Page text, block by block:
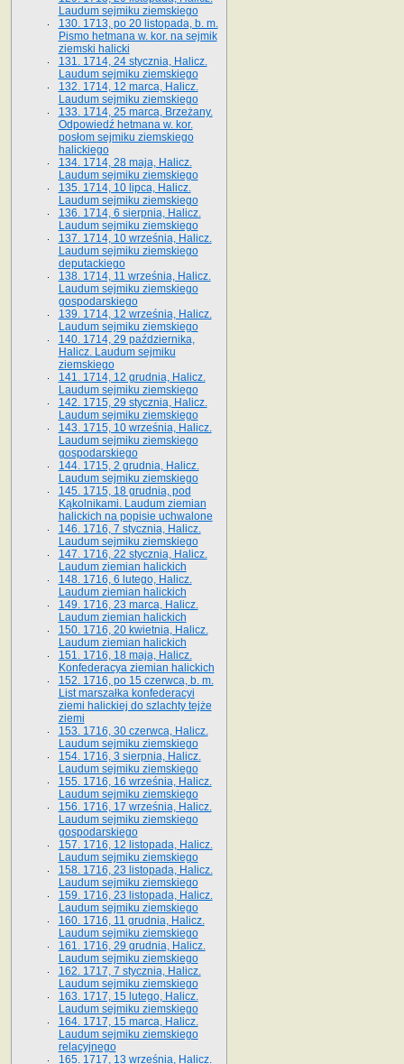
Laudum sejmiku ziemskiego
130. 1713, po 20 listopada, b. m.
Pismo hetmana w. kor. na sejmik
ziemski halicki
131. 1714, 24 stycznia, Halicz.
Laudum sejmiku ziemskiego
132. 1714, 12 marca, Halicz.
Laudum sejmiku ziemskiego
133. 1714, 25 marca, Brzeżany.
Odpowiedź hetmana w. kor.
posłom sejmiku ziemskiego
halickiego
134. 1714, 28 maja, Halicz.
Laudum sejmiku ziemskiego
135. 1714, 10 lipca, Halicz.
Laudum sejmiku ziemskiego
136. 1714, 6 sierpnia, Halicz.
Laudum sejmiku ziemskiego
137. 1714, 10 września, Halicz.
Laudum sejmiku ziemskiego
deputackiego
138. 1714, 11 września, Halicz.
Laudum sejmiku ziemskiego
gospodarskiego
139. 1714, 12 września, Halicz.
Laudum sejmiku ziemskiego
140. 1714, 29 października,
Halicz. Laudum sejmiku
ziemskiego
141. 1714, 12 grudnia, Halicz.
Laudum sejmiku ziemskiego
142. 1715, 29 stycznia, Halicz.
Laudum sejmiku ziemskiego
143. 1715, 10 września, Halicz.
Laudum sejmiku ziemskiego
gospodarskiego
144. 1715, 2 grudnia, Halicz.
Laudum sejmiku ziemskiego
145. 1715, 18 grudnia, pod
Kąkolnikami. Laudum ziemian
halickich na popisie uchwalone
146. 1716, 7 stycznia, Halicz.
Laudum sejmiku ziemskiego
147. 1716, 22 stycznia, Halicz.
Laudum ziemian halickich
148. 1716, 6 lutego, Halicz.
Laudum ziemian halickich
149. 1716, 23 marca, Halicz.
Laudum ziemian halickich
150. 1716, 20 kwietnia, Halicz.
Laudum ziemian halickich
151. 1716, 18 maja, Halicz.
Konfederacya ziemian halickich
152. 1716, po 15 czerwca, b. m.
List marszałka konfederacyi
ziemi halickiej do szlachty tejże
ziemi
153. 1716, 30 czerwca, Halicz.
Laudum sejmiku ziemskiego
154. 1716, 3 sierpnia, Halicz.
Laudum sejmiku ziemskiego
155. 1716, 16 września, Halicz.
Laudum sejmiku ziemskiego
156. 1716, 17 września, Halicz.
Laudum sejmiku ziemskiego
gospodarskiego
157. 1716, 12 listopada, Halicz.
Laudum sejmiku ziemskiego
158. 1716, 23 listopada, Halicz.
Laudum sejmiku ziemskiego
159. 1716, 23 listopada, Halicz.
Laudum sejmiku ziemskiego
160. 1716, 11 grudnia, Halicz.
Laudum sejmiku ziemskiego
161. 1716, 29 grudnia, Halicz.
Laudum sejmiku ziemskiego
162. 1717, 7 stycznia, Halicz.
Laudum sejmiku ziemskiego
163. 1717, 15 lutego, Halicz.
Laudum sejmiku ziemskiego
164. 1717, 15 marca, Halicz.
Laudum sejmiku ziemskiego
relacyjnego
165. 1717, 13 września, Halicz.